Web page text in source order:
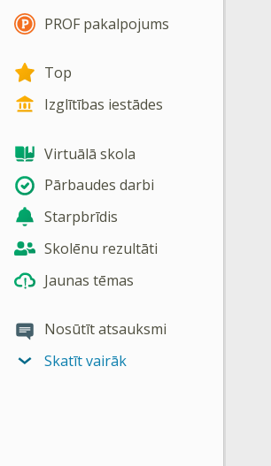
PROF pakalpojums
Top
Izglītības iestādes
Virtuālā skola
Pārbaudes darbi
Starpbrīdis
Skolēnu rezultāti
Jaunas tēmas
Nosūtīt atsauksmi
Skatīt vairāk